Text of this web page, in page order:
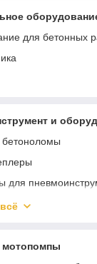
для бетонных
и
бетоноломы
для
гайковерт